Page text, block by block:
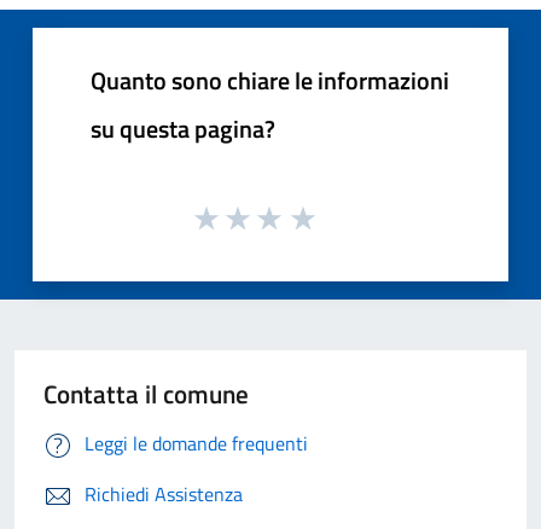
Quanto sono chiare le informazioni
su questa pagina?
Contatta il comune
Leggi le domande frequenti
Richiedi Assistenza